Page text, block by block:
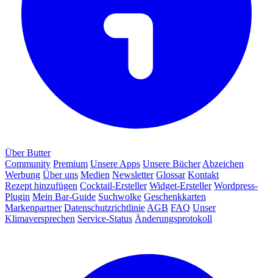
Über Butter
Community Premium Unsere Apps Unsere Bücher Abzeichen
Werbung Über uns Medien Newsletter Glossar Kontakt
Rezept hinzufügen Cocktail-Ersteller Widget-Ersteller Wordpress-
Plugin Mein Bar-Guide Suchwolke Geschenkkarten
Markenpartner Datenschutzrichtlinie AGB FAQ Unser
Klimaversprechen Service-Status Änderungsprotokoll